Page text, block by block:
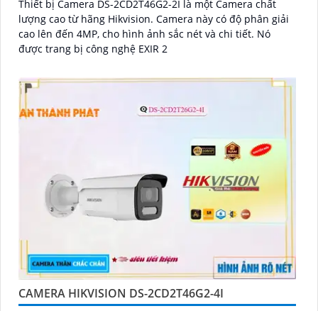
Thiết bị Camera DS-2CD2T46G2-2I là một Camera chất
lượng cao từ hãng Hikvision. Camera này có độ phân giải
cao lên đến 4MP, cho hình ảnh sắc nét và chi tiết. Nó
được trang bị công nghệ EXIR 2
CAMERA HIKVISION DS-2CD2T46G2-4I